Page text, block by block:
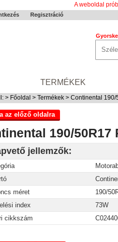
A weboldal
Regisztráció
TERMÉKEK
> Főoldal > Termékek > Continental 190/
az előző oldalra
190/50R17
jellemzők:
méret
190/
index
73W
cikkszám